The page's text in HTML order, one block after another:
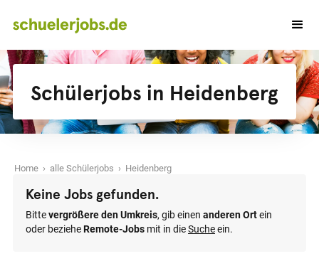
Schülerjobs in Heidenberg
Home › alle Schülerjobs › Heidenberg
Keine Jobs gefunden.
Bittevergrößere den Umkreis, gib einen anderen Ortein
oder bezieheRemote-Jobs mit in dieSucheein.